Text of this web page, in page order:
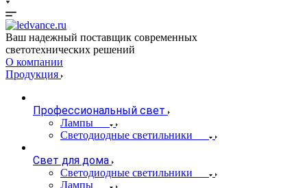
Ваш надежный поставщик современных
светотехнических решений
О компании
Продукция
Профессиональный свет
Лампы
Светодиодные светильники
Свет для дома
Светодиодные светильники
Лампы